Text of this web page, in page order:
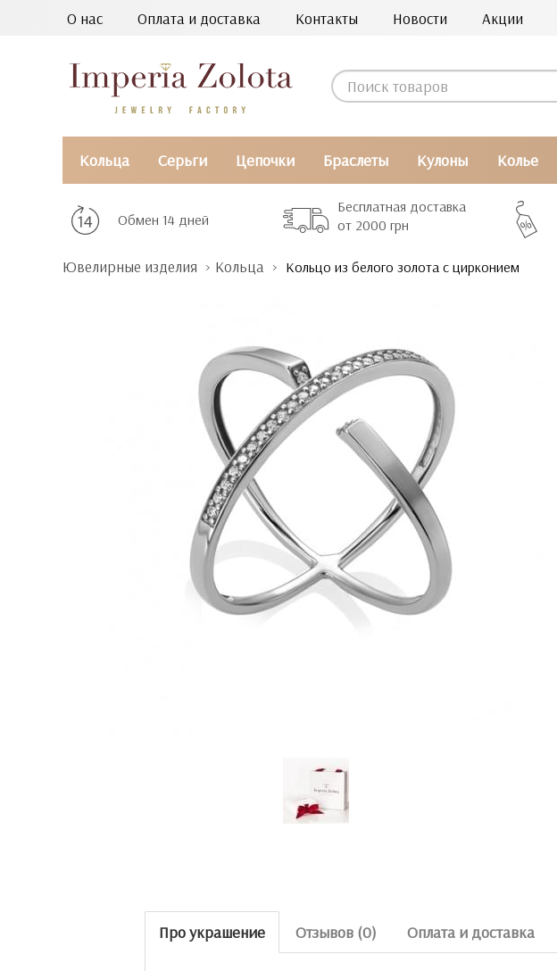
О нас Оплата и доставка Контакты Новости Акции
Кольца Серьги Цепочки Браслеты Кулоны Колье
Обмен 14 дней
Бесплатная доставка
от 2000 грн
Ювелирные изделия Кольца Кольцо из белого золота с цирконием
Про украшение Отзывов (0) Оплата и доставка